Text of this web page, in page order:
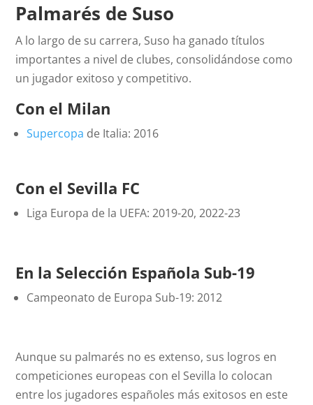
Palmarés de Suso
A lo largo de su carrera, Suso ha ganado títulos
importantes a nivel de clubes, consolidándose como
un jugador exitoso y competitivo.
Con el Milan
Supercopa de Italia: 2016
Con el Sevilla FC
Liga Europa de la UEFA: 2019-20, 2022-23
En la Selección Española Sub-19
Campeonato de Europa Sub-19: 2012
Aunque su palmarés no es extenso, sus logros en
competiciones europeas con el Sevilla lo colocan
entre los jugadores españoles más exitosos en este